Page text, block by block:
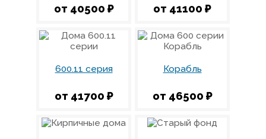
от 40500 ₽ от 41100 ₽
600.11 серия
от 41700 ₽
Корабль
от 46500 ₽